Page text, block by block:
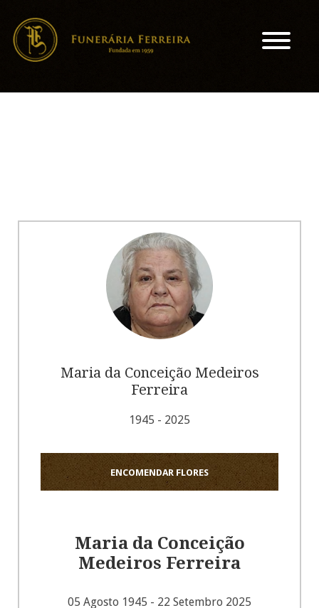
Maria da Conceição Medeiros
Ferreira
1945 - 2025
ENCOMENDAR FLORES
Maria da Conceição
Medeiros Ferreira
05 Agosto 1945 - 22 Setembro 2025